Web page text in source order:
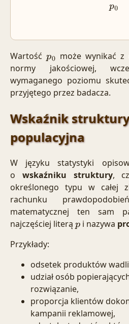
p0
Wartośćp0 może wynikać z
normy jakościowej,
wymaganego poziomu
przyjętego przez badacza.
Wskaźnik
populacyjna
W języku statystyki
o wskaźniku struktury,
określonego typu w całej
rachunku
matematycznej ten sam
najczęściej literą pi nazywa
Przykłady:
odsetek produktów
udział osób
rozwiązanie,
proporcja klientów
kampanii reklamowej,